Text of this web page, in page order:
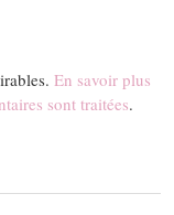
En savoir plus
sont traitées.